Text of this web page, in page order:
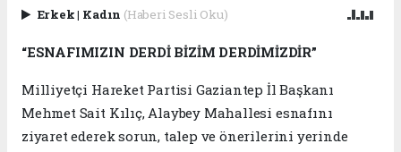
Erkek| Kadın (Haberi Sesli Oku)
“ESNAFIMIZIN DERDİ BİZİM DERDİMİZDİR”
Milliyetçi Hareket Partisi Gaziantep İl Başkanı
Mehmet Sait Kılıç, Alaybey Mahallesi esnafını
ziyaret ederek sorun, talep ve önerilerini yerinde